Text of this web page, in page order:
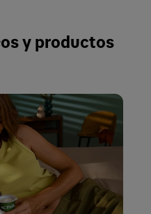
y productos